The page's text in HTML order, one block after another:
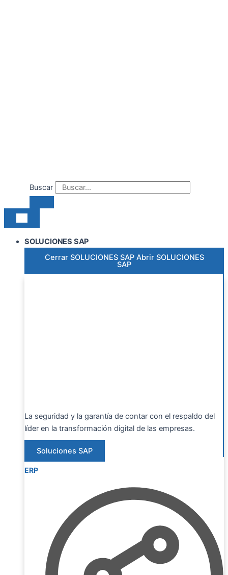
Buscar
SOLUCIONES SAP
Cerrar SOLUCIONES SAP Abrir SOLUCIONES
SAP
La seguridad y la garantía de contar con el respaldo del
líder en la transformación digital de las empresas.
Soluciones SAP
ERP